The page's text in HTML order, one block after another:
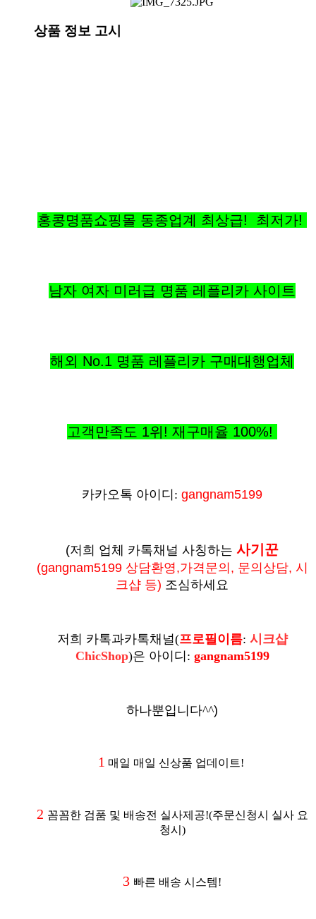
상품 정보 고시
홍콩명품쇼핑몰 동종업계 최상급! 최저가!
남자 여자 미러급 명품 레플리카 사이트
해외 No.1 명품 레플리카 구매대행업체
고객만족도 1위! 재구매율 100%!
카카오톡 아이디: gangnam5199
(저희 업체 카톡채널 사칭하는 사기꾼
(gangnam5199 상담환영,가격문의, 문의상담, 시
크샵 등) 조심하세요
저희 카톡과카톡채널(프로필이름: 시크샵
ChicShop)은 아이디: gangnam5199
하나뿐입니다^^)
1 매일 매일 신상품 업데이트!
2 꼼꼼한 검품 및 배송전 실사제공!(주문신청시 실사 요
청시 )
3 빠른 배송 시스템!